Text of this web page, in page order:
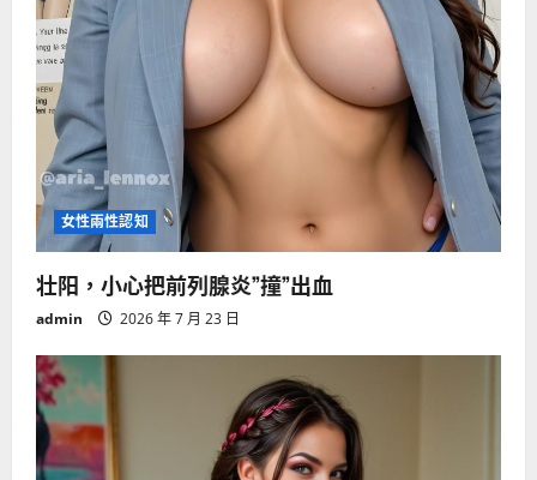
女性兩性認知
壮阳，小心把前列腺炎”撞”出血
admin 2026 年 7 月 23 日